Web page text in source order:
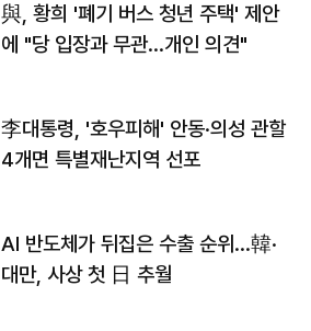
與, 황희 '폐기 버스 청년 주택' 제안
에 "당 입장과 무관…개인 의견"
李대통령, '호우피해' 안동·의성 관할
4개면 특별재난지역 선포
AI 반도체가 뒤집은 수출 순위…韓·
대만, 사상 첫 日 추월